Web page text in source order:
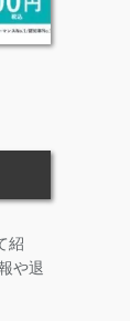
紹
や退